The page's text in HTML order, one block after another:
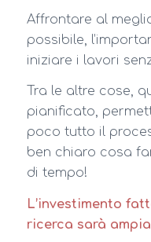
Affrontare al
possibile,
iniziare i lavori
Tra le altre cose,
pianificato,
poco tutto il
ben chiaro cosa
di tempo!
L’investimento
ricerca sarà